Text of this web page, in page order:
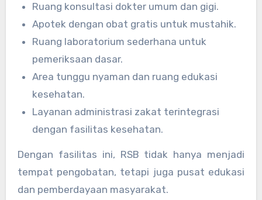
Ruang konsultasi dokter umum dan gigi.
Apotek dengan obat gratis untuk mustahik.
Ruang laboratorium sederhana untuk
pemeriksaan dasar.
Area tunggu nyaman dan ruang edukasi
kesehatan.
Layanan administrasi zakat terintegrasi
dengan fasilitas kesehatan.
Dengan fasilitas ini, RSB tidak hanya menjadi
tempat pengobatan, tetapi juga pusat edukasi
dan pemberdayaan masyarakat.